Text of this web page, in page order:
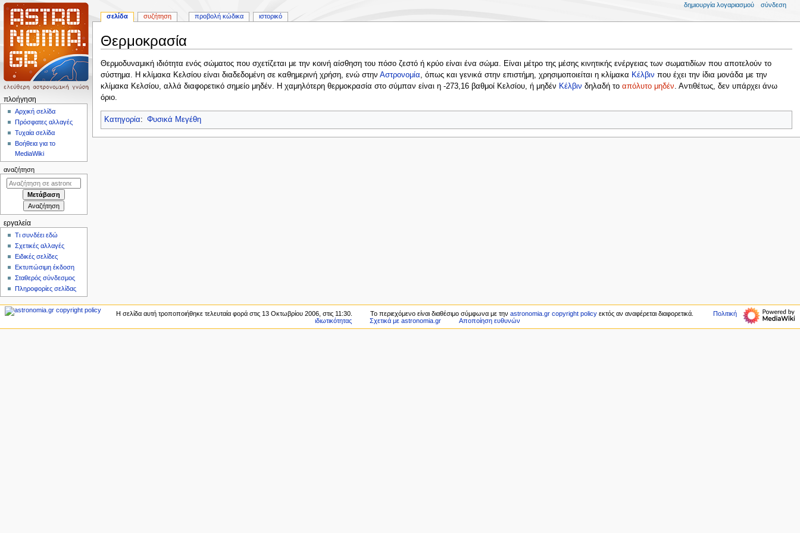
Θερμοκρασία
Πήδηση
στην
πλοήγηση
Πήδηση
στην
αναζήτηση
Θερμοδυναμική ιδιότητα ενός σώματος που σχετίζεται με την κοινή αίσθηση του πόσο ζεστό ή κρύο είναι ένα σώμα. Είναι μέτρο της μέσης κινητικής ενέργειας των σωματιδίων που αποτελούν το
σύστημα. Η κλίμακα Κελσίου είναι διαδεδομένη σε καθημερινή χρήση, ενώ στην Αστρονομία , όπως και γενικά στην επιστήμη, χρησιμοποιείται η κλίμακα Κέλβιν που έχει την ίδια μονάδα με την
κλίμακα Κελσίου, αλλά διαφορετικό σημείο μηδέν. Η χαμηλότερη θερμοκρασία στο σύμπαν είναι η -273,16 βαθμοί Κελσίου, ή μηδέν Κέλβιν δηλαδή το απόλυτο μηδέν . Αντιθέτως, δεν υπάρχει άνω
όριο.
Κατηγορία: Φυσικά Μεγέθη
Μ
π
γ
η
σελίδα συζήτηση προβολή κώδικα ιστορικό
δημιουργία λογαριασμού σύνδεση
πλοήγηση
Αρχική σελίδα
Πρόσφατες αλλαγές
Τυχαία σελίδα
Βοήθεια για το
MediaWiki
αναζήτηση
εργαλεία
Τι συνδέει εδώ
Σχετικές αλλαγές
Ειδικές σελίδες
Εκτυπώσιμη έκδοση
Σταθερός σύνδεσμος
Πληροφορίες σελίδας
Η σελίδα αυτή τροποποιήθηκε τελευταία φορά στις 13 Οκτωβρίου 2006, στις 11:30. Το περιεχόμενο είναι διαθέσιμο σύμφωνα με την astronomia.gr copyright policyεκτός αν αναφέρεται διαφορετικά.
Πολιτική
ιδιωτικότητας
Σχετικά με astronomia.gr Αποποίηση ευθυνών